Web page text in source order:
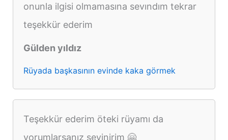
onunla ilgisi olmamasına sevındım tekrar
teşekkür ederim
Gülden yıldız
Rüyada başkasının evinde kaka görmek
Teşekkür ederim öteki rüyamı da
yorumlarsanız sevinirim 🤗